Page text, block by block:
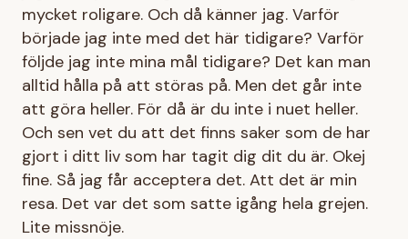
mycket roligare. Och då känner jag. Varför
började jag inte med det här tidigare? Varför
följde jag inte mina mål tidigare? Det kan man
alltid hålla på att störas på. Men det går inte
att göra heller. För då är du inte i nuet heller.
Och sen vet du att det finns saker som de har
gjort i ditt liv som har tagit dig dit du är. Okej
fine. Så jag får acceptera det. Att det är min
resa. Det var det som satte igång hela grejen.
Lite missnöje.